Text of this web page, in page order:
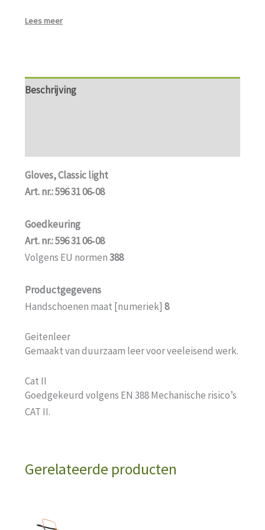
Lees meer
Beschrijving
Gloves, Classic light
Art. nr.: 596 31 06‑08
Goedkeuring
Art. nr.: 596 31 06‑08
Volgens EU normen388
Productgegevens
Handschoenen maat [numeriek] 8
Geitenleer
Gemaakt van duurzaam leer voor veeleisend werk.
Cat II
Goedgekeurd volgens EN 388 Mechanische risico’s
CAT II.
Gerelateerde producten